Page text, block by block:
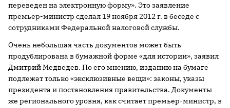
переведен на электронную форму». Это заявление
премьер-министр сделал 19 ноября 2012 г. в беседе с
сотрудниками Федеральной налоговой службы.
Очень небольшая часть документов может быть
продублирована в бумажной форме «для истории», заявил
Дмитрий Медведев. По его мнению, изданию на бумаге
подлежат только «эксклюзивные вещи»: законы, указы
президента и постановления правительства. Документы
же регионального уровня, как считает премьер-министр, в